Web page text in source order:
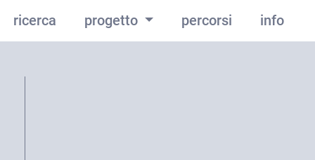
ricerca progetto percorsi info